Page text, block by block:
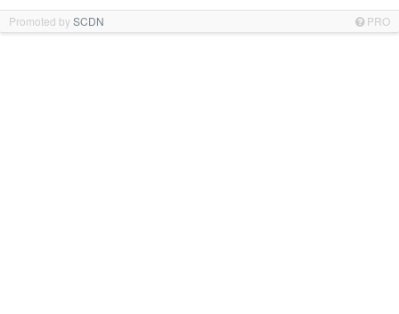
Promoted bySCDN PRO